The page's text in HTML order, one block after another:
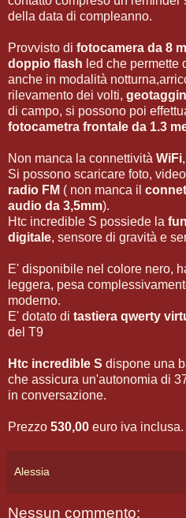
della data di compleanno.
Provvisto di fotocamera da 8
doppio flash led che permette
anche in modalità
rilevamento dei volti,
di campo, si possono poi
fotocametra frontale da 1.3
Non manca la connettività WiFi,
Si possono scaricare foto,
radio FM ( non manca il
audio da 3,5mm).
Htc incredible S possiede la
digitale, sensore di gravità e
E' disponibile nel colore nero,
leggera, pesa
moderno.
E' dotato di tastiera qwerty
del T9
Htc incredible S dispone una
che assicura un'autonomia di
in conversazione.
Prezzo 530,00 euro iva inclusa.
Alessia
Nessun commento: